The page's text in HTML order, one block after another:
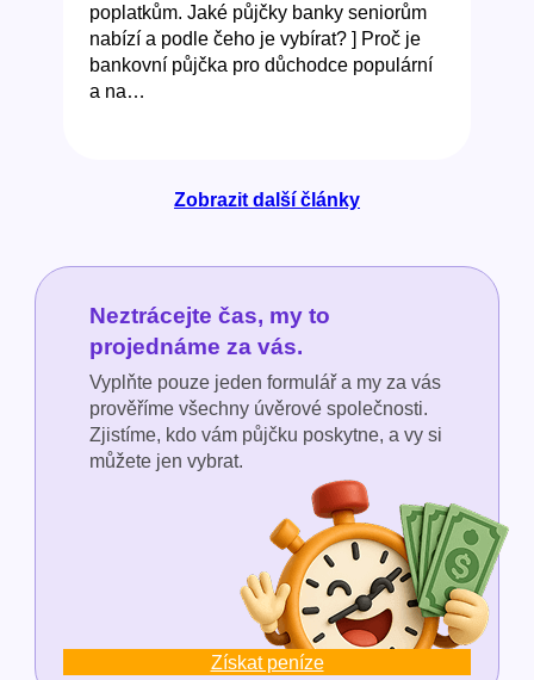
poplatkům. Jaké půjčky banky seniorům
nabízí a podle čeho je vybírat? ] Proč je
bankovní půjčka pro důchodce populární
a na…
Zobrazit další články
Neztrácejte čas, my to
projednáme za vás.
Vyplňte pouze jeden formulář a my za vás
prověříme všechny úvěrové společnosti.
Zjistíme, kdo vám půjčku poskytne, a vy si
můžete jen vybrat.
Získat peníze